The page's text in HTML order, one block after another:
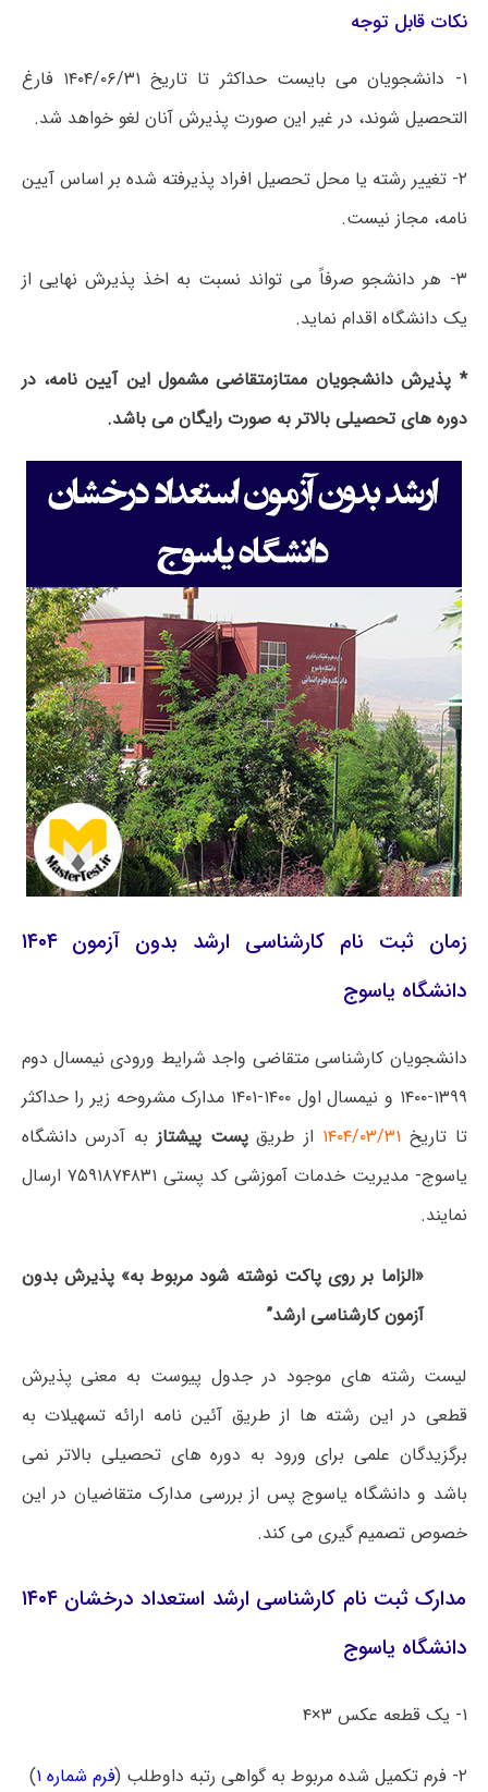
ﻧﮑﺎﺕ ﻗﺎﺑﻞ ﺗﻮﺟﻪ
۱- ﺩﺍﻧﺸﺠﻮﯾﺎﻥ ﻣﯽ ﺑﺎﯾﺴﺖ ﺣﺪﺍﮐﺜﺮ ﺗﺎ ﺗﺎﺭﯾﺦ ۱۴۰۴/۰۶/۳۱ ﻓﺎﺭﻍ
ﺍﻟﺘﺤﺼﯿﻞ ﺷﻮﻧﺪ، ﺩﺭ ﻏﯿﺮ ﺍﯾن صوﺭﺕ ﭘﺬﯾﺮﺵ ﺁﻧﺎﻥ ﻟﻐﻮ ﺧﻮﺍﻫﺪ ﺷﺪ.
۲- ﺗﻐﯿﯿﺮ ﺭﺷﺘﻪ ﯾﺎ ﻣﺤﻞ ﺗﺤﺼﯿﻞ ﺍﻓﺮﺍﺩ ﭘﺬﯾﺮﻓﺘﻪ ﺷﺪﻩ ﺑﺮ ﺍﺳﺎﺱ ﺁﯾﯿﻦ
ﻧﺎﻣﻪ، ﻣﺠﺎﺯ ﻧﯿﺴﺖ.
۳- ﻫﺮ ﺩﺍﻧﺸﺠﻮ ﺻﺮﻓﺎً ﻣﯽ ﺗﻮﺍﻧﺪ ﻧﺴﺒﺖ ﺑﻪ ﺍﺧﺬ ﭘﺬﯾﺮﺵ ﻧﻬﺎﯾﯽ ﺍﺯ
ﯾﮏ ﺩﺍﻧﺸﮕﺎﻩ ﺍﻗﺪﺍﻡ ﻧﻤﺎﯾﺪ.
* ﭘﺬﯾﺮﺵ ﺩﺍﻧﺸﺠﻮﯾﺎﻥ ﻣﻤﺘﺎﺯمتقاضی مشمول ﺍﯾﻦ ﺁﯾﯿﻦ ﻧﺎﻣﻪ، ﺩﺭ
ﺩﻭﺭﻩ ﻫﺎﯼ ﺗﺤﺼﯿﻠﯽ ﺑﺎﻻﺗﺮ ﺑﻪ ﺻﻮﺭﺕ ﺭﺍﯾﮕﺎﻥ ﻣﯽ ﺑﺎﺷﺪ.
زمان ثبت نام کارشناسی ارشد بدون آزمون ۱۴۰۴
دانشگاه یاسوج
ﺩﺍﻧﺸﺠﻮﯾﺎﻥ ﮐﺎﺭﺷﻨﺎﺳﯽ متقاضی واجد شرایط ورودی نیمسال دوم
۱۳۹۹-۱۴۰۰ و نیمسال اول ۱۴۰۰-۱۴۰۱ ﻣﺪﺍﺭﮎ ﻣﺸﺮﻭﺣﻪ ﺯﯾﺮ ﺭﺍ ﺣﺪﺍﮐﺜﺮ
ﺗﺎ ﺗﺎﺭﯾﺦ۱۴۰۴/۰۳/۳۱ ﺍﺯ ﻃﺮﯾﻖﭘﺴﺖ ﭘﯿﺸﺘﺎﺯﺑﻪ ﺁﺩﺭﺱ ﺩﺍﻧﺸﮕﺎﻩ
ﯾﺎﺳﻮﺝ- ﻣﺪﯾﺮﯾﺖ ﺧﺪﻣﺎﺕ ﺁﻣﻮﺯﺷﯽ ﮐﺪ ﭘﺴﺘﯽ ۷۵۹۱۸۷۴۸۳۱ ﺍﺭﺳﺎﻝ
ﻧﻤﺎﯾﻨﺪ.
«ﺍﻟﺰاﻣﺎ ﺑﺮ ﺭﻭﯼ ﭘﺎﮐﺖ ﻧﻮﺷﺘﻪ ﺷﻮﺩ ﻣﺮﺑﻮﻁ ﺑﻪ» ﭘﺬﯾﺮﺵ ﺑﺪﻭﻥ
ﺁﺯﻣﻮﻥ ﮐﺎﺭﺷﻨﺎﺳﯽ ﺍﺭﺷﺪ”
ﻟﯿﺴﺖ ﺭﺷﺘﻪ ﻫﺎﯼ ﻣﻮﺟﻮﺩ ﺩﺭ ﺟﺪﻭﻝ ﭘﯿﻮﺳﺖ ﺑﻪ ﻣﻌﻨﯽ ﭘﺬﯾﺮﺵ
ﻗﻄﻌﯽ ﺩﺭ ﺍﯾﻦ ﺭﺷﺘﻪ ﻫﺎ ﺍﺯ ﻃﺮﯾﻖ ﺁﺋﯿﻦ ﻧﺎﻣﻪ ﺍﺭﺍﺋﻪ ﺗﺴﻬﯿﻼﺕ ﺑﻪ
ﺑﺮﮔﺰﯾﺪﮔﺎﻥ ﻋﻠﻤﯽ ﺑﺮﺍﯼ ﻭﺭﻭﺩ ﺑﻪ ﺩﻭﺭﻩ ﻫﺎﯼ ﺗﺤﺼﯿﻠﯽ ﺑﺎﻻﺗﺮ ﻧﻤﯽ
ﺑﺎﺷﺪ ﻭ ﺩﺍﻧﺸﮕﺎﻩ ﯾﺎﺳﻮﺝ ﭘﺲ ﺍﺯ ﺑﺮﺭﺳﯽ ﻣﺪﺍﺭﮎ ﻣﺘﻘﺎﺿﯿﺎﻥ ﺩﺭ ﺍﯾﻦ
ﺧﺼﻮﺹ ﺗﺼﻤﯿﻢ ﮔﯿﺮﯼ ﻣﯽ ﮐﻨﺪ.
مدارک ثبت نام کارشناسی ارشد استعداد درخشان ۱۴۰۴
دانشگاه ﯾﺎﺳﻮﺝ
۱- ﯾﮏ ﻗﻄﻌﻪ ﻋﮑﺲ ۳×۴
۲- ﻓﺮﻡ ﺗﮑﻤﯿﻞ ﺷﺪﻩ ﻣﺮﺑﻮﻁ ﺑﻪ ﮔﻮﺍﻫﯽ ﺭﺗﺒﻪ ﺩﺍﻭﻃﻠﺐ ( ﻓﺮﻡ ﺷﻤﺎﺭﻩ ۱ )